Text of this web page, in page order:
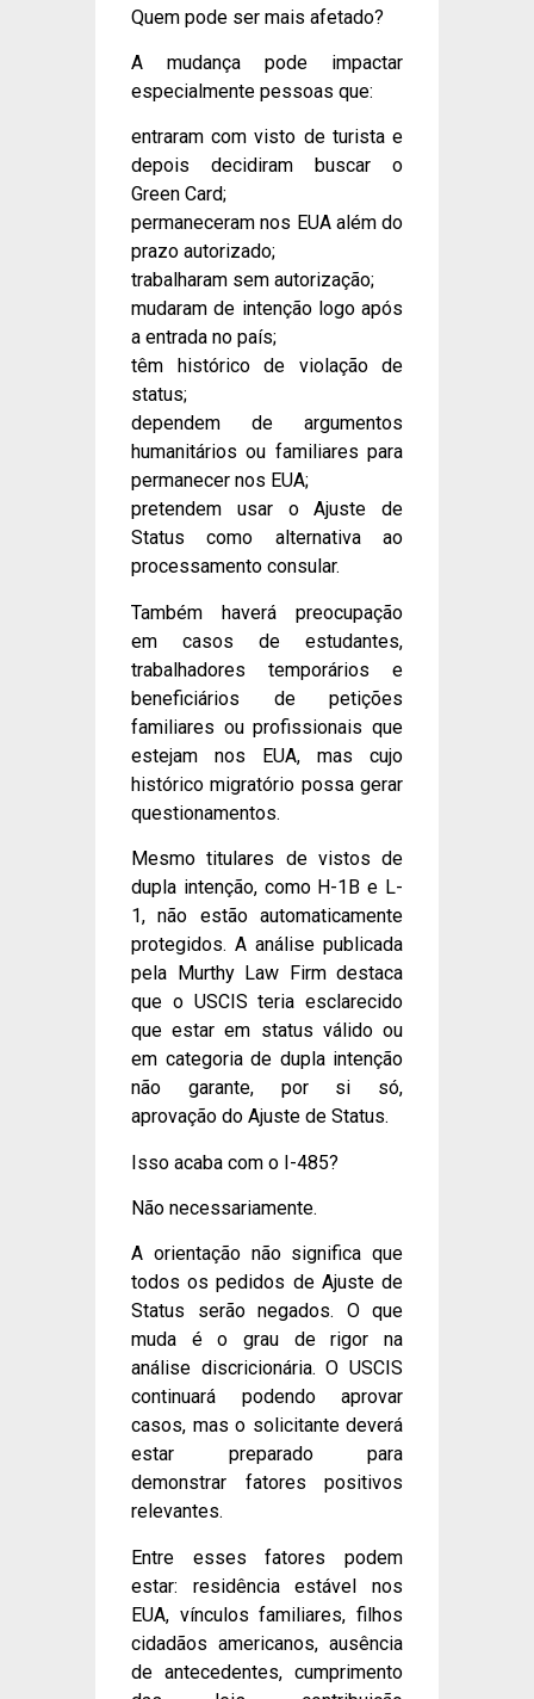
Quem pode ser mais afetado?
A mudança pode impactar
especialmente pessoas que:
entraram com visto de turista e
depois decidiram buscar o
Green Card;
permaneceram nos EUA além do
prazo autorizado;
trabalharam sem autorização;
mudaram de intenção logo após
a entrada no país;
têm histórico de violação de
status;
dependem de argumentos
humanitários ou familiares para
permanecer nos EUA;
pretendem usar o Ajuste de
Status como alternativa ao
processamento consular.
Também haverá preocupação
em casos de estudantes,
trabalhadores temporários e
beneficiários de petições
familiares ou profissionais que
estejam nos EUA, mas cujo
histórico migratório possa gerar
questionamentos.
Mesmo titulares de vistos de
dupla intenção, como H-1B e L-
1, não estão automaticamente
protegidos. A análise publicada
pela Murthy Law Firm destaca
que o USCIS teria esclarecido
que estar em status válido ou
em categoria de dupla intenção
não garante, por si só,
aprovação do Ajuste de Status.
Isso acaba com o I-485?
Não necessariamente.
A orientação não significa que
todos os pedidos de Ajuste de
Status serão negados. O que
muda é o grau de rigor na
análise discricionária. O USCIS
continuará podendo aprovar
casos, mas o solicitante deverá
estar preparado para
demonstrar fatores positivos
relevantes.
Entre esses fatores podem
estar: residência estável nos
EUA, vínculos familiares, filhos
cidadãos americanos, ausência
de antecedentes, cumprimento